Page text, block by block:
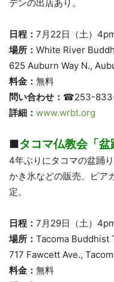
デンの出店あり。
日程： 7月22日（土）
場所： White River
625 Auburn Way N.,
料金： 無料
問い合わせ： ☎253-
詳細： www.wrbt.org
■タコマ仏教会「盆
4年ぶりにタコマの盆踊
かき氷などの販売、ビア
定。
日程： 7月29日（土）
場所： Tacoma Buddhist
717 Fawcett Ave.,
料金： 無料